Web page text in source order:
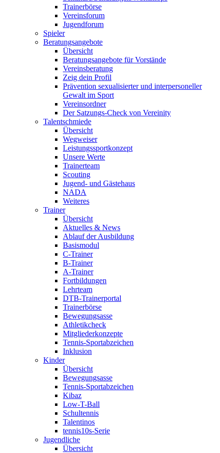
Trainerbörse
Vereinsforum
Jugendforum
Spieler
Beratungsangebote
Übersicht
Beratungsangebote für Vorstände
Vereinsberatung
Zeig dein Profil
Prävention sexualisierter und interpersoneller
Gewalt im Sport
Vereinsordner
Der Satzungs-Check von Vereinity
Talentschmiede
Übersicht
Wegweiser
Leistungssportkonzept
Unsere Werte
Trainerteam
Scouting
Jugend- und Gästehaus
NADA
Weiteres
Trainer
Übersicht
Aktuelles & News
Ablauf der Ausbildung
Basismodul
C-Trainer
B-Trainer
A-Trainer
Fortbildungen
Lehrteam
DTB-Trainerportal
Trainerbörse
Bewegungsasse
Athletikcheck
Mitgliederkonzepte
Tennis-Sportabzeichen
Inklusion
Kinder
Übersicht
Bewegungsasse
Tennis-Sportabzeichen
Kibaz
Low-T-Ball
Schultennis
Talentinos
tennis10s-Serie
Jugendliche
Übersicht